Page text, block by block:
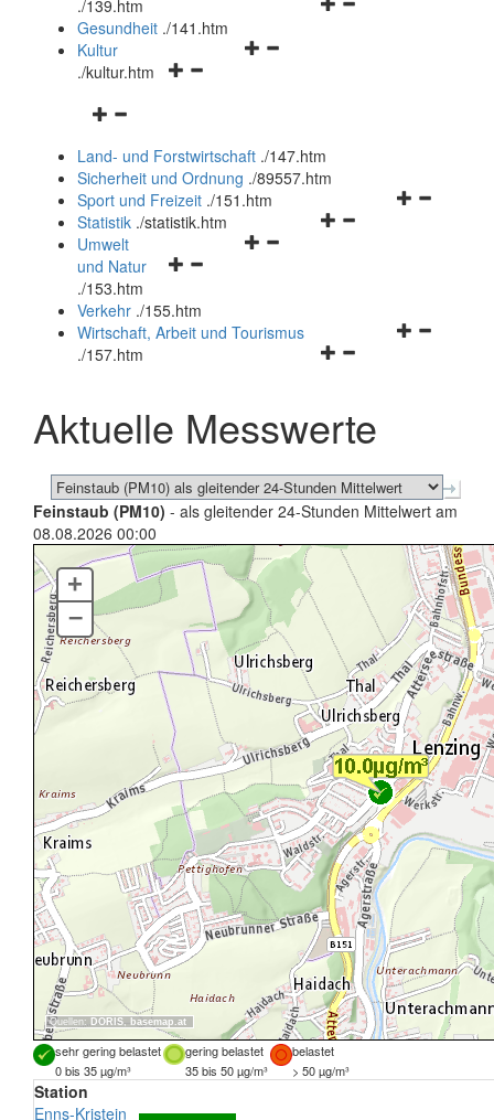
./139.htm
Navigationsmenü
Gesundheit ./141.htm
Navigationsmenü
Kultur
./kultur.htm
Navigationsmenü
und
schließen
Land- und Forstwirtschaft ./147.htm
Sicherheit und Ordnung ./89557.htm
Navigationsmenü
Sport und Freizeit ./151.htm
Navigationsmenü
Statistik ./statistik.htm
Navigationsmenü
und
schließen
Umwelt
und Natur
./153.htm
Verkehr ./155.htm
Navigationsmenü
schließen
Wirtschaft, Arbeit und Tourismus
./157.htm
Aktuelle Messwerte
Feinstaub (PM10) - als gleitender 24-Stunden Mittelwert am
08.08.2026 00:00
Quellen: DORIS, basemap.at
+
–
sehr gering belastet gering belastet
belastet
0 bis 35 µg/m³
35 bis 50 µg/m³ > 50 µg/m³
Station
Enns-Kristein